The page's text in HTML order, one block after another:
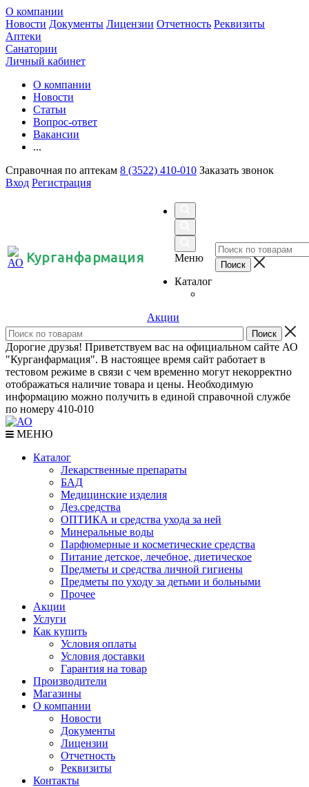
О компании
Новости Документы Лицензии Отчетность Реквизиты
Аптеки
Санатории
Личный кабинет
О компании
Новости
Статьи
Вопрос-ответ
Вакансии
...
Справочная по аптекам 8 (3522) 410-010 Заказать звонок
Вход Регистрация
Курганфармация
Меню
Каталог
Акции
Дорогие друзья! Приветствуем вас на официальном сайте АО
"Курганфармация". В настоящее время сайт работает в
тестовом режиме в связи с чем временно могут некорректно
отображаться наличие товара и цены. Необходимую
информацию можно получить в единой справочной службе
по номеру 410-010
МЕНЮ
Каталог
Лекарственные препараты
БАД
Медицинские изделия
Дез.средства
ОПТИКА и средства ухода за ней
Минеральные воды
Парфюмерные и косметические средства
Питание детское, лечебное, диетическое
Предметы и средства личной гигиены
Предметы по уходу за детьми и больными
Прочее
Акции
Услуги
Как купить
Условия оплаты
Условия доставки
Гарантия на товар
Производители
Магазины
О компании
Новости
Документы
Лицензии
Отчетность
Реквизиты
Контакты